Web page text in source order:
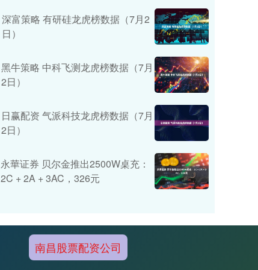
深富策略 有研硅龙虎榜数据（7月2
日）
黑牛策略 中科飞测龙虎榜数据（7月
2日）
日赢配资 气派科技龙虎榜数据（7月
2日）
永華证券 贝尔金推出2500W桌充：
2C + 2A + 3AC，326元
南昌股票配资公司